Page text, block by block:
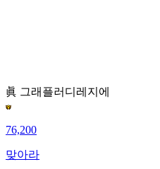
眞 그래플러 디레지에
76,200
맞아라